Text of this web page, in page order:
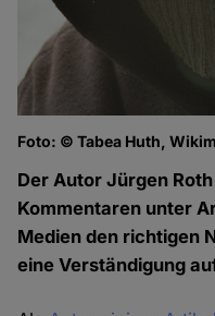
Foto: © Tabea Huth,
Der Autor Jürgen
Kommentaren unter
Medien den richtigen
eine Verständigung